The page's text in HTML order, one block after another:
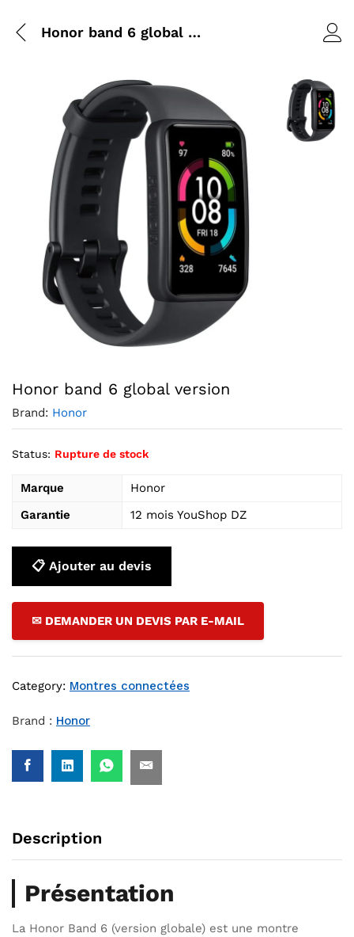
Honor band 6 global version
Honor band 6 global version
Brand: Honor
Status: Rupture de stock
Marque
Honor
Garantie
12 mois YouShop DZ
📋 Ajouter au devis
✉ DEMANDER UN DEVIS PAR E-MAIL
Category: Montres connectées
Brand : Honor
Description
Présentation
La Honor Band 6 (version globale) est une montre